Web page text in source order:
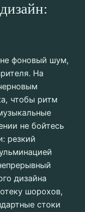
фоновый шум,
На
чтобы ритм
не бойтесь
резкий
дизайна
шорохов,
стоки